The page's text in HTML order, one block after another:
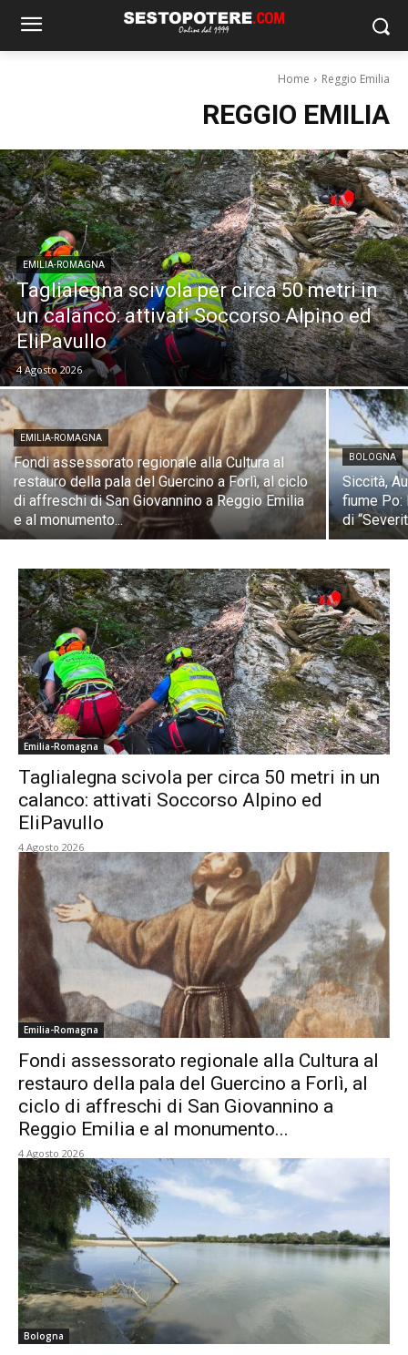
Home Reggio Emilia
REGGIO EMILIA
EMILIA-ROMAGNA
Taglialegna scivola per circa 50 metri in
un calanco: attivati Soccorso Alpino ed
EliPavullo
4 Agosto 2026
EMILIA-ROMAGNA
Fondi assessorato regionale alla Cultura al
restauro della pala del Guercino a Forlì, al ciclo
di affreschi di San Giovannino a Reggio Emilia
e al monumento...
BOLOGNA
Siccità,
fiume Po:
di
Emilia-Romagna
Taglialegna scivola per circa 50 metri in un
calanco: attivati Soccorso Alpino ed
EliPavullo
4 Agosto 2026
Emilia-Romagna
Fondi assessorato regionale alla Cultura al
restauro della pala del Guercino a Forlì, al
ciclo di affreschi di San Giovannino a
Reggio Emilia e al monumento...
4 Agosto 2026
Bologna